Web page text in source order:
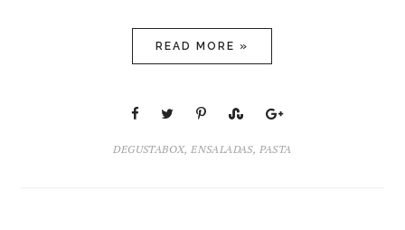
READ MORE »
DEGUSTABOX, ENSALADAS, PASTA